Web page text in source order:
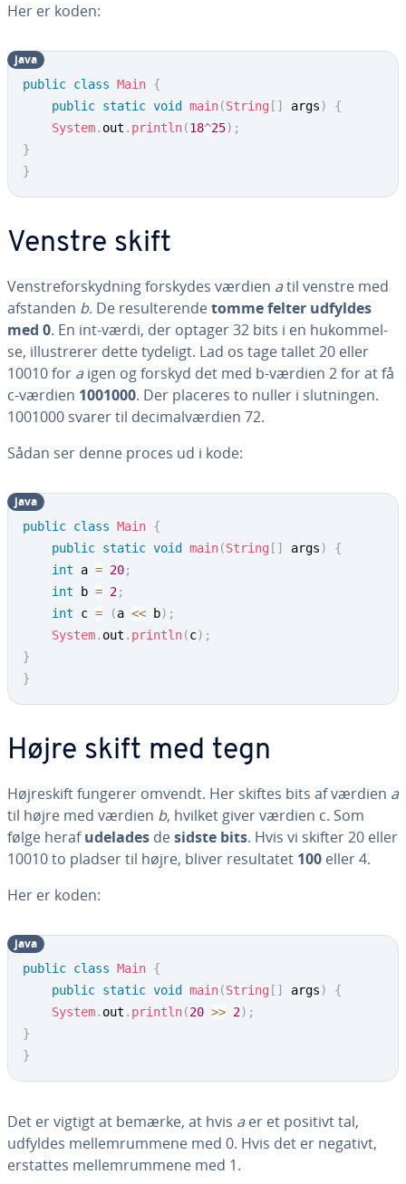
Her er koden:
public class Main {
public static void main(String [ ] args)
{
System. out . println(18^25) ;
}
}
java
Venstre skift
Ven­stre­for­skyd­ning forskydes værdien atil venstre med
afstanden b. De re­sul­te­ren­detomme felter udfyldes
med 0. En int-værdi, der optager 32 bits i en hukom­mel­
se, il­lu­stre­rer dette tydeligt. Lad os tage tallet 20 eller
10010 for aigen og forskyd det med b-værdien 2 for at få
c-værdien 1001000. Der placeres to nuller i slut­nin­gen.
1001000 svarer til de­ci­mal­vær­di­en 72.
Sådan ser denne proces ud i kode:
public class Main {
public static void main(String [ ] args)
{
int a = 20;
int b = 2;
int c = (a << b) ;
System. out . println(c) ;
}
}
java
Højre skift med tegn
Høj­re­skift fungerer omvendt. Her skiftes bits af værdien a
til højre med værdien b, hvilket giver værdien c. Som
følge herafudelades desidste bits. Hvis vi skifter 20 eller
10010 to pladser til højre, bliver re­sul­ta­tet 100 eller 4.
Her er koden:
public class Main {
public static void main(String [ ] args)
{
System. out . println(20 >> 2) ;
}
}
java
Det er vigtigt at bemærke, at hvis aer et positivt tal,
udfyldes mel­lem­rum­me­ne med 0. Hvis det er negativt,
erstattes mel­lem­rum­me­ne med 1.